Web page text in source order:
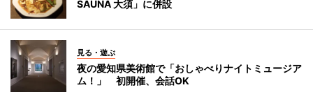
SAUNA 大須」に併設
見る・遊ぶ
夜の愛知県美術館で「おしゃべりナイトミュージア
ム！」 初開催、会話OK